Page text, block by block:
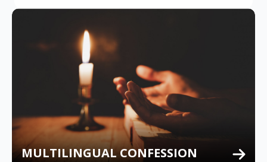
MULTILINGUAL CONFESSION